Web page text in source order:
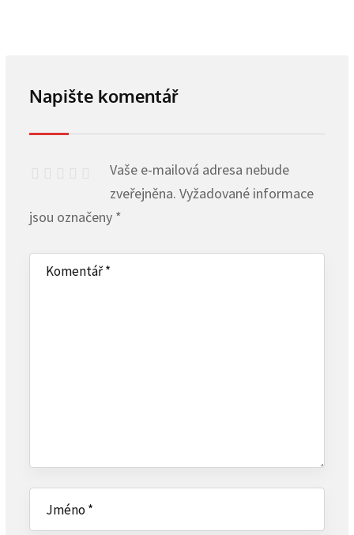
Napište komentář
Vaše e-mailová adresa nebude
zveřejněna. Vyžadované informace
jsou označeny *